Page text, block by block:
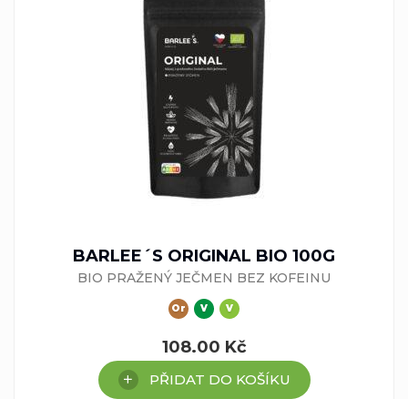
BARLEE´S ORIGINAL BIO 100G
BIO PRAŽENÝ JEČMEN BEZ KOFEINU
Or V V
108.00 Kč
PŘIDAT DO KOŠÍKU